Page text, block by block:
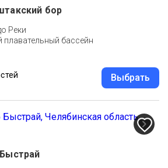
бор
Реки
плавательный бассейн
Выбрать